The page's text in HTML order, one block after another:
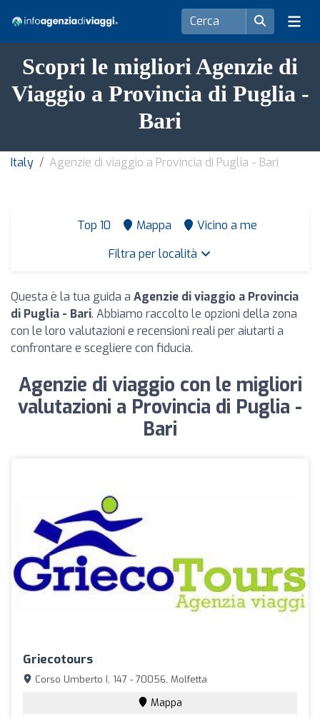
Scopri le migliori Agenzie di
Viaggio a Provincia di Puglia -
Bari
Italy Agenzie di viaggio a Provincia di Puglia - Bari
Top 10 Mappa
Vicino a me
Filtra per località
Questa è la tua guida a Agenzie di viaggio a Provincia
di Puglia - Bari. Abbiamo raccolto le opzioni della zona
con le loro valutazioni e recensioni reali per aiutarti a
confrontare e scegliere con fiducia.
Agenzie di viaggio con le migliori
valutazioni a Provincia di Puglia -
Bari
Griecotours
Corso Umberto I, 147 - 70056, Molfetta
Mappa